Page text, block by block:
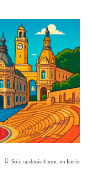
Solo tardarás 4 min. en leerlo